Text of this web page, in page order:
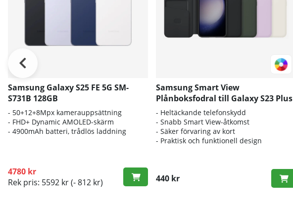
Samsung Galaxy S25 FE 5G SM-
S731B 128GB
- 50+12+8Mpx kamerauppsättning
- FHD+ Dynamic AMOLED-skärm
- 4900mAh batteri, trådlös laddning
4780 kr
Rek pris: 5592 kr(- 812 kr)
Samsung Smart View
Plånboksfodral till Galaxy S23 Plus
- Heltäckandetelefonskydd
- Snabb Smart View-åtkomst
- Säker förvaring av kort
- Praktisk och funktionell design
440 kr